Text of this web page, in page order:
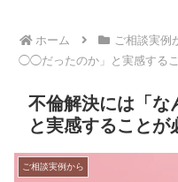
ホーム ご相談実例
◯◯だったのか」と実感する
不倫解決には「
と実感することが
ご相談実例から